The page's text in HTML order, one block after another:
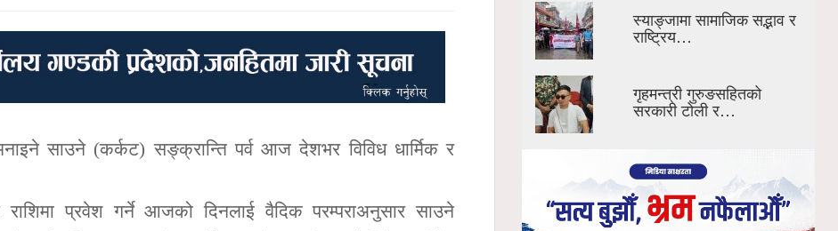
साउने (कर्कट) सङ्क्रान्ति पर्व आज देशभर विविध धार्मिक र
प्रवेश गर्ने आजको दिनलाई वैदिक परम्पराअनुसार साउने
स्याङ्जामा सामाजिक सद्भाव र
राष्ट्रिय…
गृहमन्त्री गुरुङसहितको
सरकारी टोली र…